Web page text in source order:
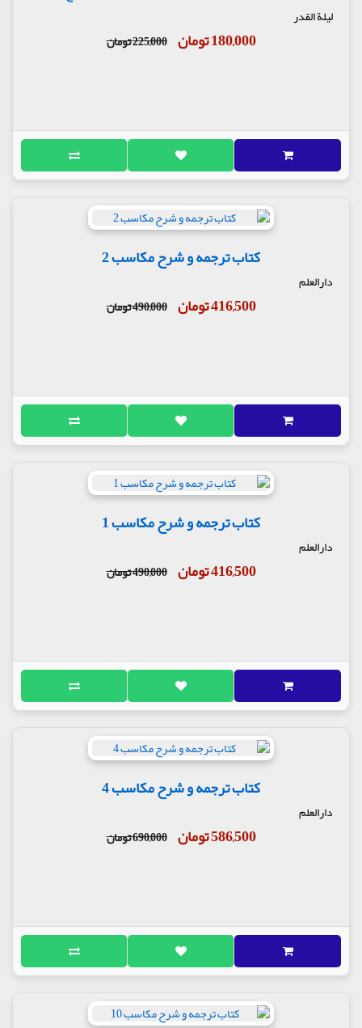
لیلة القدر
180,000 تومان 225,000 تومان
کتاب ترجمه و شرح مکاسب 2
دارالعلم
416,500 تومان 490,000 تومان
کتاب ترجمه و شرح مکاسب 1
دارالعلم
416,500 تومان 490,000 تومان
کتاب ترجمه و شرح مکاسب 4
دارالعلم
586,500 تومان 690,000 تومان